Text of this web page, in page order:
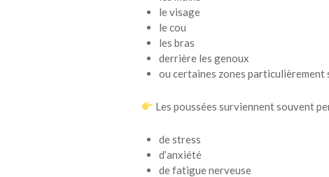
le visage
le cou
les bras
derrière les genoux
ou certaines zones particulièrement
Les poussées surviennent souvent
de stress
d’anxiété
de fatigue nerveuse